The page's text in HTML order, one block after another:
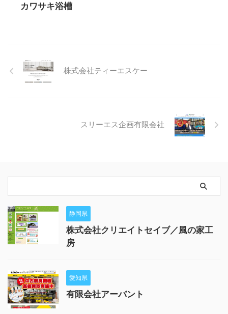
カワサキ浴槽
株式会社ティーエスケー
スリーエス企画有限会社
静岡県
株式会社クリエイトセイブ／風の家工
房
愛知県
有限会社アーバント